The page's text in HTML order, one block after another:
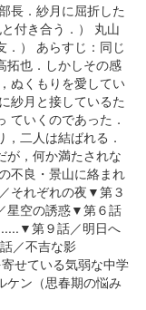
長．紗月に屈折した
付き合う．） 丸山
．） あらすじ：同じ
拓也．しかしその感
ぬくもりを愛してい
紗月と接しているた
ていくのであった．
二人は結ばれる．
が，何か満たされな
不良・景山に絡まれ
それぞれの夜▼第３
星空の誘惑▼第６話
第９話／明日へ
／不吉な影
せている気弱な中学
ケン（思春期の悩み